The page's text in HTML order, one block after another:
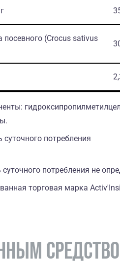
(Crocus sativus
потребления
потребления не
торговая марка